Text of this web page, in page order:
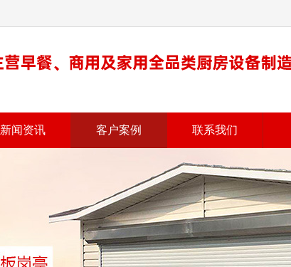
新闻资讯 客户案例 联系我们